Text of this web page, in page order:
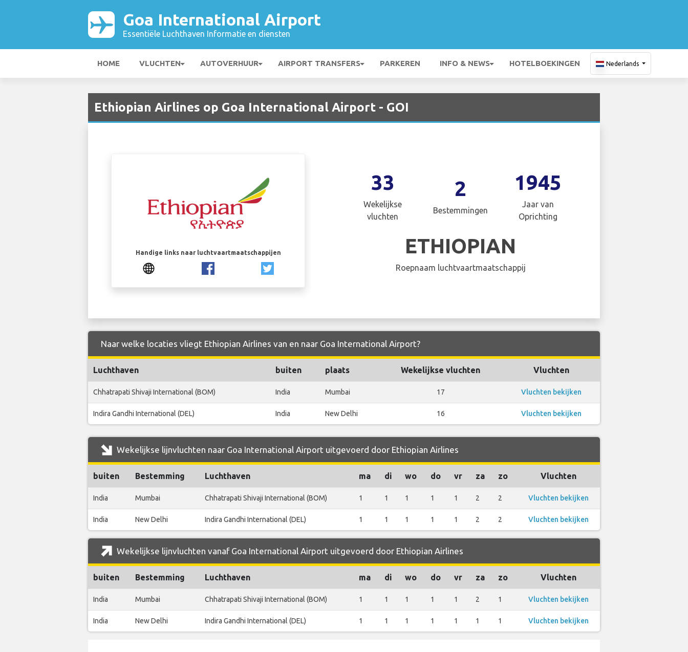
Goa International Airport
Essentiële Luchthaven Informatie en diensten
HOME VLUCHTEN AUTOVERHUUR AIRPORT TRANSFERS PARKEREN INFO & NEWS HOTELBOEKINGEN Nederlands
Ethiopian Airlines op Goa International Airport - GOI
Handige links naar luchtvaartmaatschappijen
33
Wekelijkse
vluchten
2
Bestemmingen
1945
Jaar van
Oprichting
ETHIOPIAN
Roepnaam luchtvaartmaatschappij
Naar welke locaties vliegt Ethiopian Airlines van en naar Goa International Airport?
Luchthaven buiten plaats Wekelijkse vluchten Vluchten
Chhatrapati Shivaji International (BOM) India Mumbai 17 Vluchten bekijken
Indira Gandhi International (DEL) India New Delhi 16 Vluchten bekijken
Wekelijkse lijnvluchten naar Goa International Airport uitgevoerd door Ethiopian Airlines
buiten Bestemming Luchthaven ma di wo do vr za zo Vluchten
India Mumbai Chhatrapati Shivaji International (BOM) 1 1 1 1 1 2 2 Vluchten bekijken
India New Delhi Indira Gandhi International (DEL) 1 1 1 1 1 2 2 Vluchten bekijken
Wekelijkse lijnvluchten vanaf Goa International Airport uitgevoerd door Ethiopian Airlines
buiten Bestemming Luchthaven ma di wo do vr za zo Vluchten
India Mumbai Chhatrapati Shivaji International (BOM) 1 1 1 1 1 2 1 Vluchten bekijken
India New Delhi Indira Gandhi International (DEL) 1 1 1 1 1 1 1 Vluchten bekijken